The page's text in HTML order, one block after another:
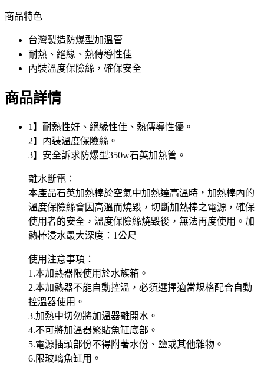
商品特色
台灣製造防爆型加溫管
耐熱、絕緣、熱傳導性佳
內裝溫度保險絲，確保安全
商品詳情
1】耐熱性好、絕緣性佳、熱傳導性優。
2】內裝溫度保險絲。
3】安全訴求防爆型350w石英加熱管。
離水斷電：
本產品石英加熱棒於空氣中加熱達高溫時，加熱棒內的
溫度保險絲會因高溫而燒毀，切斷加熱棒之電源，確保
使用者的安全，溫度保險絲燒毀後，無法再度使用。加
熱棒浸水最大深度：1公尺
使用注意事項：
1.本加熱器限使用於水族箱。
2.本加熱器不能自動控溫，必須選擇適當規格配合自動
控溫器使用。
3.加熱中切勿將加溫器離開水。
4.不可將加溫器緊貼魚缸底部。
5.電源插頭部份不得附著水份、鹽或其他雜物。
6.限玻璃魚缸用。